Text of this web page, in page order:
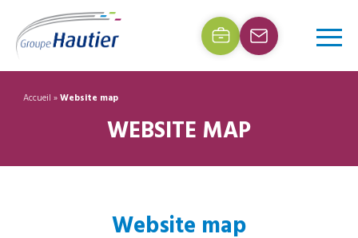
Accueil »Website map
WEBSITE MAP
Website map